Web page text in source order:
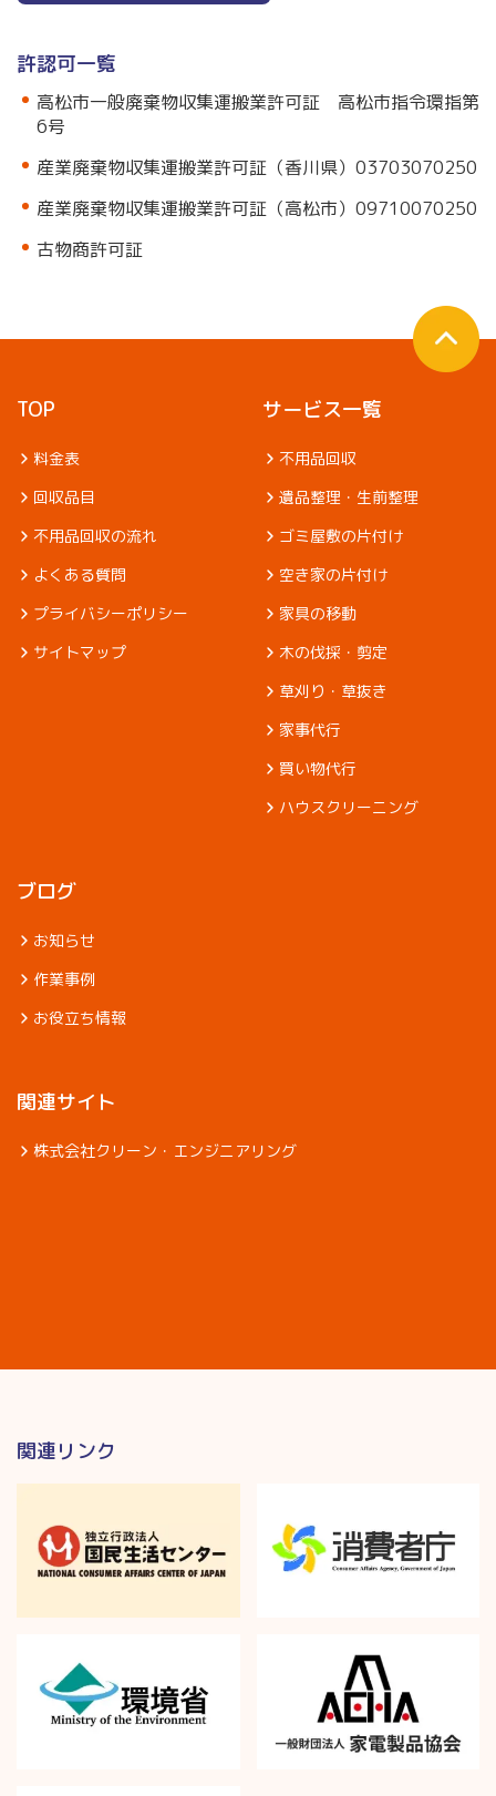
許認可一覧
高松市一般廃棄物収集運搬業許可証 高松市指令環指第
6号
産業廃棄物収集運搬業許可証（香川県）03703070250
産業廃棄物収集運搬業許可証（高松市）09710070250
古物商許可証
TOP
料金表
回収品目
不用品回収の流れ
よくある質問
プライバシーポリシー
サイトマップ
サービス一覧
不用品回収
遺品整理・生前整理
ゴミ屋敷の片付け
空き家の片付け
家具の移動
木の伐採・剪定
草刈り・草抜き
家事代行
買い物代行
ハウスクリーニング
ブログ
お知らせ
作業事例
お役立ち情報
関連サイト
株式会社クリーン・エンジニアリング
関連リンク